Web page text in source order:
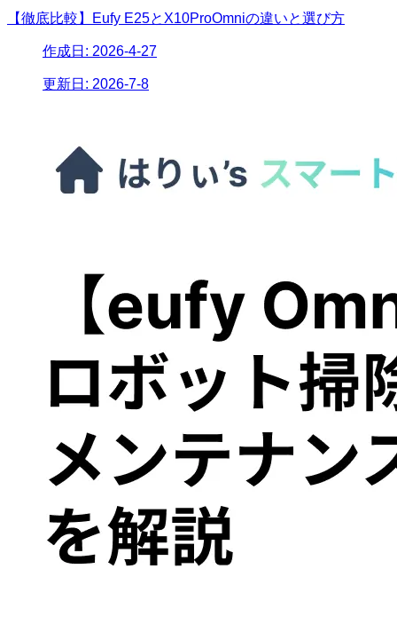
【徹底比較】Eufy E25とX10ProOmniの違いと選び方
作成日: 2026-4-27
更新日: 2026-7-8